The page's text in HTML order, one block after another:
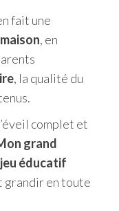
fait une
, en
, la qualité du
complet et
grand
jeu éducatif
grandir en toute